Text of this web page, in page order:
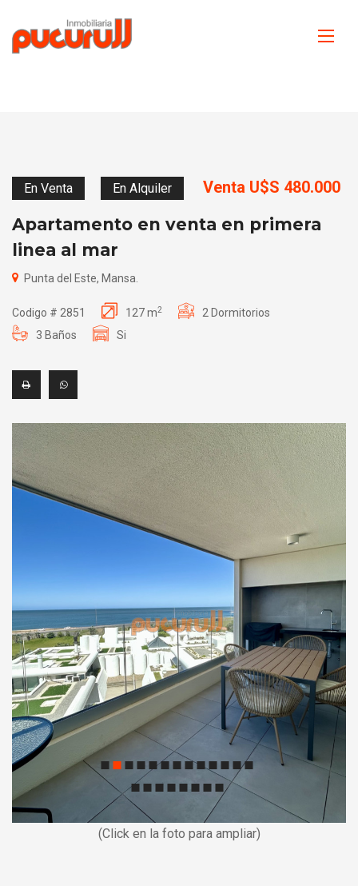
En Venta En Alquiler Venta U$S 480.000
Apartamento en venta en primera
linea al mar
Punta del Este, Mansa.
Codigo # 2851 127 m2
2 Dormitorios
3 Baños
Si
(Click en la foto para ampliar)